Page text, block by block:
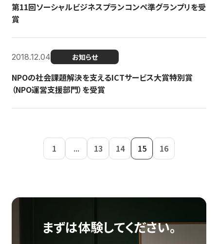
第11回ソーシャルビジネスプランコンペ準グランプリを受
賞
2018.12.04 お知らせ
NPOの社会課題解決を支えるICTサービス大賞特別賞
（NPO運営支援部門）を受賞
1 ... 13 14 15 16
まずは体験してください。